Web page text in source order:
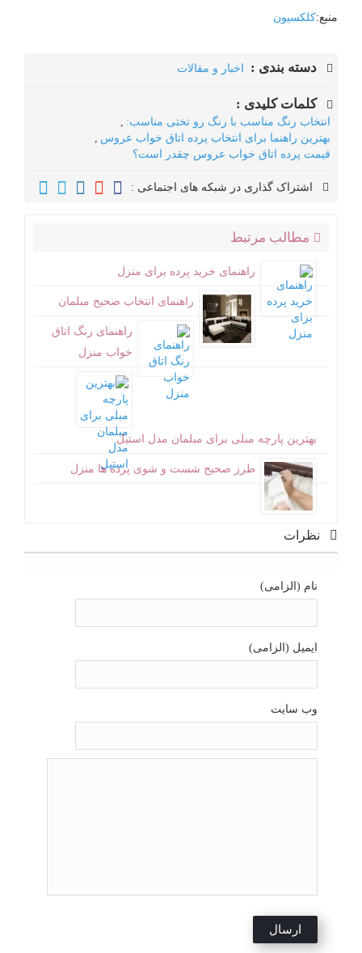
منبع:کلکسیون
دسته بندی : اخبار و مقالات
کلمات کلیدی :
انتخاب رنگ مناسب با رنگ رو تختی مناسب:
بهترین راهنما برای انتخاب پرده اتاق خواب عروس
قیمت پرده اتاق خواب عروس چقدر است؟
اشتراک گذاری در شبکه های اجتماعی :
مطالب مرتبط
راهنمای خرید پرده برای منزل
راهنمای انتخاب صحیح مبلمان
راهنمای رنگ اتاق
خواب منزل
بهترین پارچه مبلی برای مبلمان مدل استیل
طرز صحیح شست و شوی پرده ها منزل
نظرات
نام (الزامی)
ایمیل (الزامی)
وب سایت